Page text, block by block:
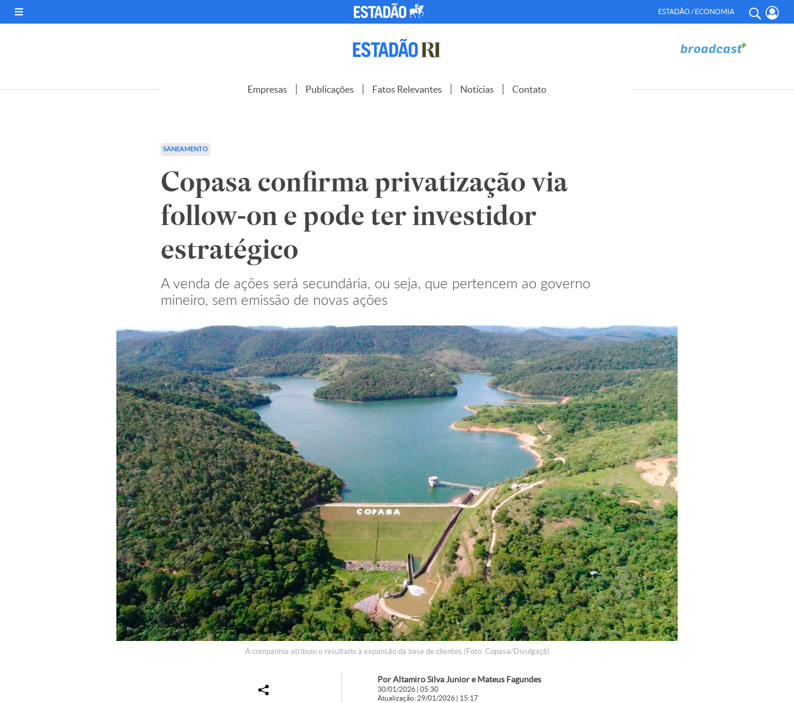
ESTADÃO / ECONOMIA
Empresas Publicações Fatos Relevantes Notícias Contato
SANEAMENTO
Copasa confirma privatização via
follow-on e pode ter investidor
estratégico
A venda de ações será secundária, ou seja, que pertencem ao governo
mineiro, sem emissão de novas ações
A companhia atribuiu o resultado à expansão da base de clientes (Foto: Copasa/Divulgaçã)
Por Altamiro Silva Junior e Mateus Fagundes
30/01/2026 | 05:30
Atualização: 29/01/2026 | 15:17